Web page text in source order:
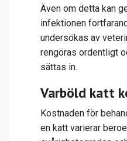
Även om detta kan
infektionen
undersökas av
rengöras ordentligt
sättas in.
Varböld katt
Kostnaden för
en katt varierar